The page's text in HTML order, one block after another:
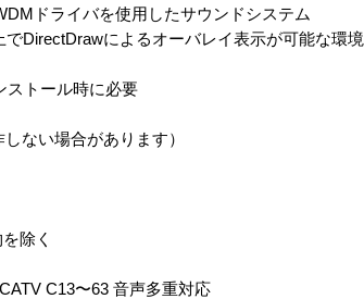
ドライバを使用したサウンドシステム
DirectDrawによるオーバレイ表示が可能な環境
トール時に必要
ない場合があります）
除く
C13〜63 音声多重対応